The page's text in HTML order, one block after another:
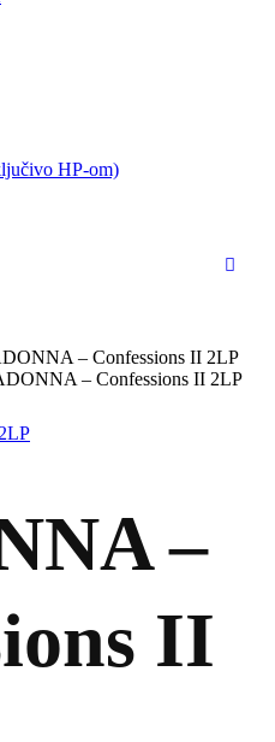
HP-om)
– Confessions II 2LP
– Confessions II 2LP
–
II